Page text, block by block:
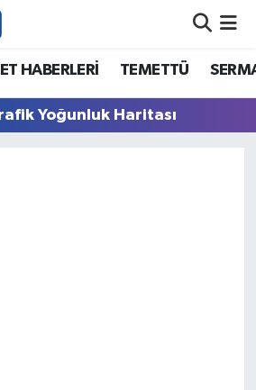
HABERLERİ TEMETTÜ
Yoğunluk Haritası